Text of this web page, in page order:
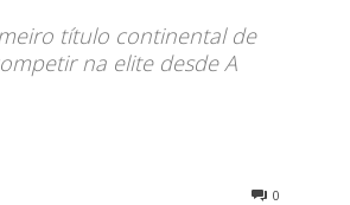
título continental de
na elite desde A
0